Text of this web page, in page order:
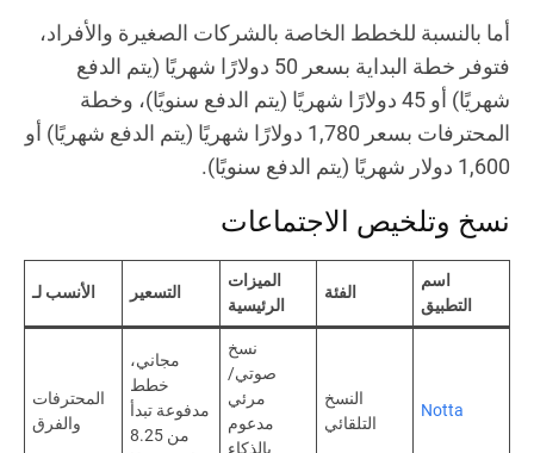
أما بالنسبة للخطط الخاصة بالشركات الصغيرة والأفراد،
فتوفر خطة البداية بسعر 50 دولارًا شهريًا (يتم الدفع
شهريًا) أو 45 دولارًا شهريًا (يتم الدفع سنويًا)، وخطة
المحترفات بسعر 1,780 دولارًا شهريًا (يتم الدفع شهريًا) أو
1,600 دولار شهريًا (يتم الدفع سنويًا).
نسخ وتلخيص الاجتماعات
اسم
التطبيق
الفئة
الميزات
الرئيسية
التسعير الأنسب لـ
Notta
النسخ
التلقائي
نسخ
صوتي/
مرئي
مدعوم
بالذكاء
مجاني،
خطط
مدفوعة تبدأ
من 8.25
المحترفات
والفرق